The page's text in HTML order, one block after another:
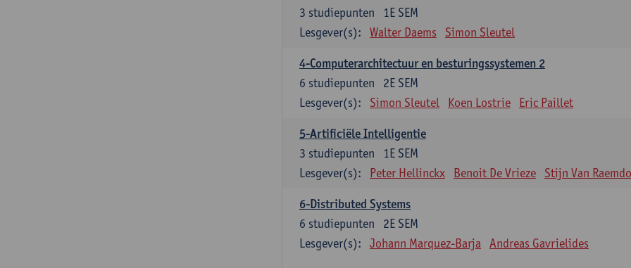
1E SEM
3 studiepunten
Lesgever(s):
Walter Daems Simon Sleutel
4-Computerarchitectuur en besturingssystemen 2
2E SEM
6 studiepunten
Lesgever(s):
Simon Sleutel Koen Lostrie Eric Paillet
5-Artificiële Intelligentie
1E SEM
3 studiepunten
Lesgever(s):
Peter Hellinckx Benoit De Vrieze Stijn Van
6-Distributed Systems
2E SEM
6 studiepunten
Lesgever(s):
Johann Marquez-Barja Andreas Gavrielides